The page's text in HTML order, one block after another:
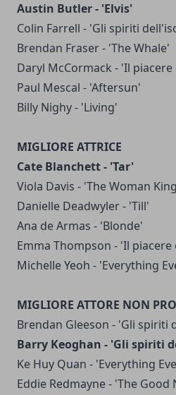
Austin Butler - 'Elvis'
Colin Farrell - 'Gli spiriti
Brendan Fraser - 'The Whale'
Daryl McCormack - 'Il
Paul Mescal - 'Aftersun'
Billy Nighy - 'Living'
MIGLIORE ATTRICE
Cate Blanchett - 'Tar'
Viola Davis - 'The Woman
Danielle Deadwyler - 'Till'
Ana de Armas - 'Blonde'
Emma Thompson - 'Il
Michelle Yeoh - 'Everything
MIGLIORE ATTORE NON
Brendan Gleeson - 'Gli spiriti
Barry Keoghan - 'Gli spiriti
Ke Huy Quan - 'Everything
Eddie Redmayne - 'The Good